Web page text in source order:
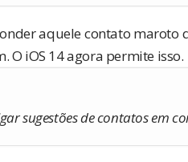
aquele contato maroto
O iOS 14 agora permite isso.
sugestões de contatos em